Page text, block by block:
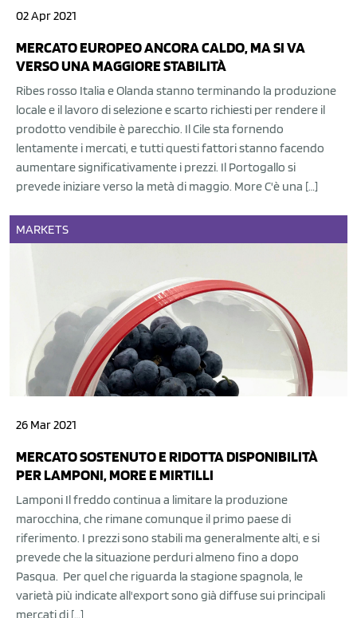
02 Apr 2021
MERCATO EUROPEO ANCORA CALDO, MA SI VA
VERSO UNA MAGGIORE STABILITÀ
Ribes rosso Italia e Olanda stanno terminando la produzione
locale e il lavoro di selezione e scarto richiesti per rendere il
prodotto vendibile è parecchio. Il Cile sta fornendo
lentamente i mercati, e tutti questi fattori stanno facendo
aumentare significativamente i prezzi. Il Portogallo si
prevede iniziare verso la metà di maggio. More C'è una […]
MARKETS
26 Mar 2021
MERCATO SOSTENUTO E RIDOTTA DISPONIBILITÀ
PER LAMPONI, MORE E MIRTILLI
Lamponi Il freddo continua a limitare la produzione
marocchina, che rimane comunque il primo paese di
riferimento. I prezzi sono stabili ma generalmente alti, e si
prevede che la situazione perduri almeno fino a dopo
Pasqua. Per quel che riguarda la stagione spagnola, le
varietà più indicate all'export sono già diffuse sui principali
mercati di […]